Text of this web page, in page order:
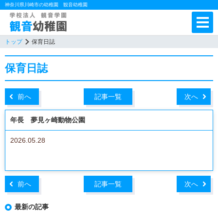
神奈川県川崎市の幼稚園 観音幼稚園
トップ 保育日誌
保育日誌
前へ 次へ
記事一覧
年長 夢見ヶ崎動物公園
2026.05.28
前へ 次へ
記事一覧
最新の記事